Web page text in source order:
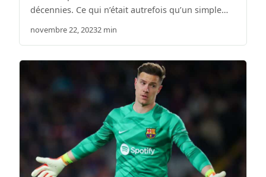
décennies. Ce qui n’était autrefois qu’un simple…
novembre 22, 20232 min